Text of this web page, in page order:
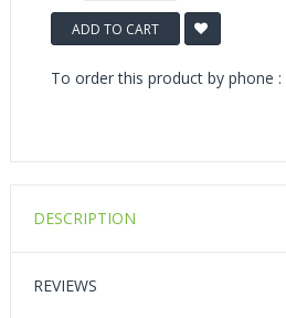
ADD TO CART
To order this product by phone :
DESCRIPTION
REVIEWS